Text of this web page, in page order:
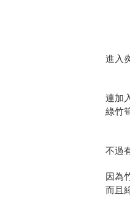
進入
連加
綠竹
不過
因為
而且